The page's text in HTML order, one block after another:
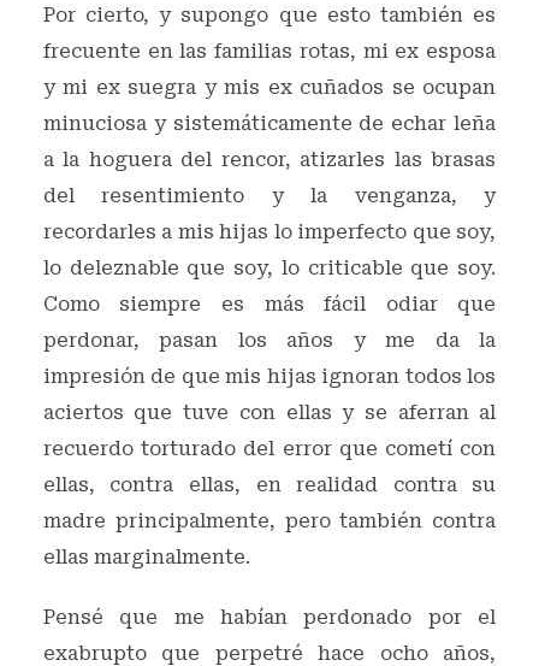
Por cierto, y supongo que esto también es
frecuente en las familias rotas, mi ex esposa
y mi ex suegra y mis ex cuñados se ocupan
minuciosa y sistemáticamente de echar leña
a la hoguera del rencor, atizarles las brasas
del resentimiento y la venganza, y
recordarles a mis hijas lo imperfecto que soy,
lo deleznable que soy, lo criticable que soy.
Como siempre es más fácil odiar que
perdonar, pasan los años y me da la
impresión de que mis hijas ignoran todos los
aciertos que tuve con ellas y se aferran al
recuerdo torturado del error que cometí con
ellas, contra ellas, en realidad contra su
madre principalmente, pero también contra
ellas marginalmente.
Pensé que me habían perdonado por el
exabrupto que perpetré hace ocho años,